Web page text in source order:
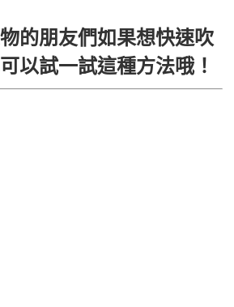
的朋友們如果想快速吹
以試一試這種方法哦！